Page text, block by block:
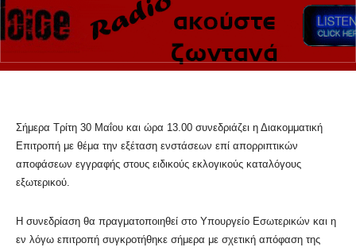
Σήμερα Τρίτη 30 Μαΐου και ώρα 13.00 συνεδριάζει η Διακομματική
Επιτροπή με θέμα την εξέταση ενστάσεων επί απορριπτικών
αποφάσεων εγγραφής στους ειδικούς εκλογικούς καταλόγους
εξωτερικού.
Η συνεδρίαση θα πραγματοποιηθεί στο Υπουργείο Εσωτερικών και η
εν λόγω επιτροπή συγκροτήθηκε σήμερα με σχετική απόφαση της